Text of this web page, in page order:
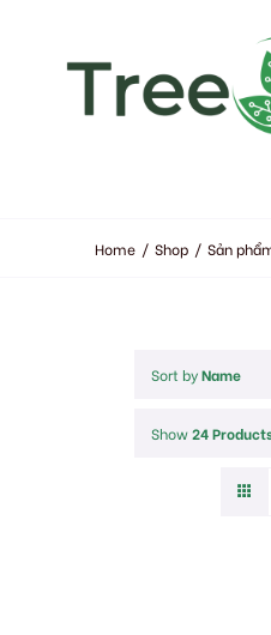
Home / Shop / Sản
Sort byName
Show24